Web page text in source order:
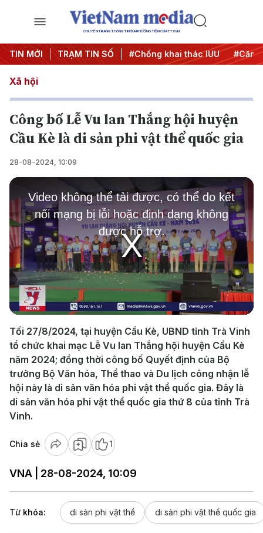
CHUYÊN TRANG THÔNG TIN ĐA PHƯƠNG TIỆN CỦA TTXVN
TIN MỚI TRẠM TIN SỐ
#Chiến dịch 500 ngày đêm #Chống khai thác IUU #Căng
Xã hội
Công bố Lễ Vu lan Thắng hội huyện
Cầu Kè là di sản phi vật thể quốc gia
28-08-2024, 10:09
Play
Video
This
a
modal
window.
Video không thể tải được, có thể do kết
nối mạng bị lỗi hoặc định dạng không
được hỗ trợ.
Tối 27/8/2024, tại huyện Cầu Kè, UBND tỉnh Trà Vinh
tổ chức khai mạc Lễ Vu lan Thắng hội huyện Cầu Kè
năm 2024; đồng thời công bố Quyết định của Bộ
trưởng Bộ Văn hóa, Thể thao và Du lịch công nhận lễ
hội này là di sản văn hóa phi vật thể quốc gia. Đây là
di sản văn hóa phi vật thể quốc gia thứ 8 của tỉnh Trà
Vinh.
Chia sẻ 1
VNA | 28-08-2024, 10:09
Từ khóa: di sản phi vật thể di sản phi vật thể quốc gia